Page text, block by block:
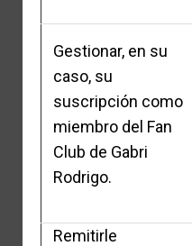
Gestionar, en su
caso, su
suscripción como
miembro del Fan
Club de Gabri
Rodrigo.
Remitirle